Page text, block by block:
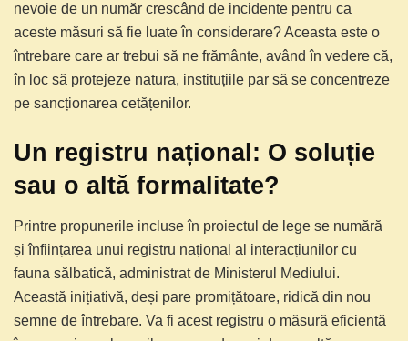
nevoie de un număr crescând de incidente pentru ca
aceste măsuri să fie luate în considerare? Aceasta este o
întrebare care ar trebui să ne frământe, având în vedere că,
în loc să protejeze natura, instituțiile par să se concentreze
pe sancționarea cetățenilor.
Un registru național: O soluție
sau o altă formalitate?
Printre propunerile incluse în proiectul de lege se numără
și înființarea unui registru național al interacțiunilor cu
fauna sălbatică, administrat de Ministerul Mediului.
Această inițiativă, deși pare promițătoare, ridică din nou
semne de întrebare. Va fi acest registru o măsură eficientă